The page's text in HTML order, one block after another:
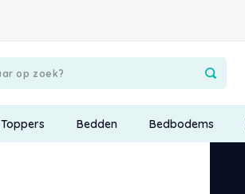
Toppers Bedden Bedbodems